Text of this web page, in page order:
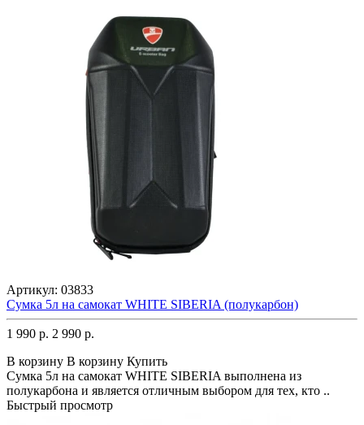
Артикул: 03833
Сумка 5л на самокат WHITE SIBERIA (полукарбон)
1 990 р. 2 990 р.
В корзину В корзину Купить
Сумка 5л на самокат WHITE SIBERIA выполнена из
полукарбона и является отличным выбором для тех, кто ..
Быстрый просмотр